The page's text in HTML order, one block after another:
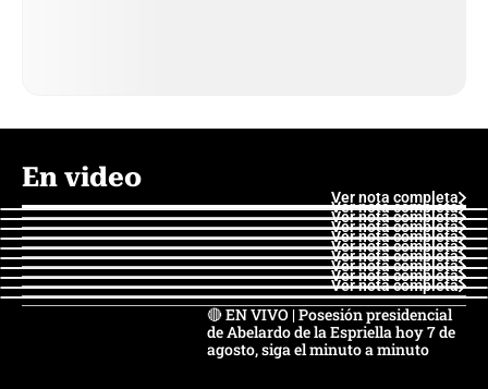
En video
Ver nota completa
Ver nota completa
Ver nota completa
Ver nota completa
Ver nota completa
Ver nota completa
Ver nota completa
Ver nota completa
Ver nota completa
Ver nota completa
🔴 EN VIVO | Posesión presidencial
de Abelardo de la Espriella hoy 7 de
agosto, siga el minuto a minuto